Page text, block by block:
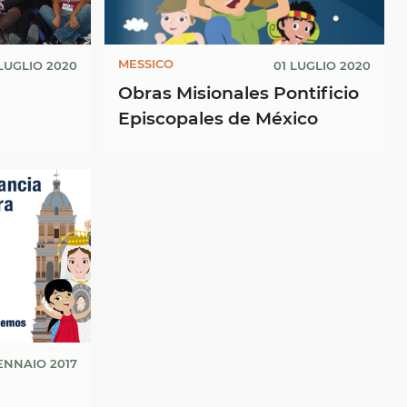
2020 MESSICO 01 LUGLIO 2020
Obras Misionales Pontificio
Episcopales de México
2017